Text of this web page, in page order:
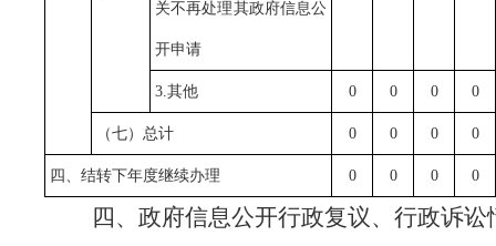
关不再处理其政府信息公
开申请
3.其他 0 0 0 0
（七）总计 0 0 0 0
四、结转下年度继续办理 0 0 0 0
四、政府信息公开行政复议、行政诉讼